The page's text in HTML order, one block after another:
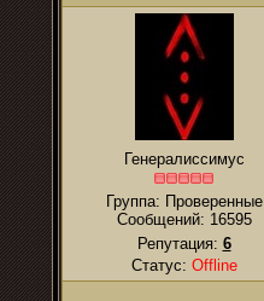
Генералиссимус
Группа: Проверенные
Сообщений: 16595
Репутация: 6
Статус: Offline